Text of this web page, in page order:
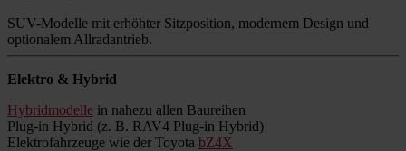
SUV-Modelle mit erhöhter Sitzposition, modernem Design und
optionalem Allradantrieb.
Elektro & Hybrid
Hybridmodelle in nahezu allen Baureihen
Plug-in Hybrid (z. B. RAV4 Plug-in Hybrid)
Elektrofahrzeuge wie der Toyota bZ4X